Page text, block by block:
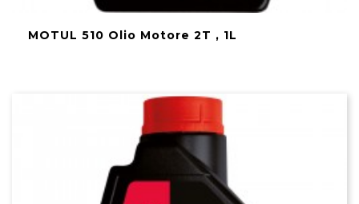
MOTUL 510 Olio Motore 2T , 1L